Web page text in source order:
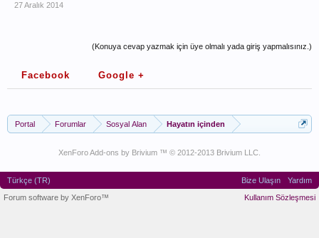
27 Aralık 2014
(Konuya cevap yazmak için üye olmalı yada giriş yapmalısınız.)
Facebook Google +
Portal Forumlar Sosyal Alan Hayatın içinden
XenForo Add-ons by Brivium ™ © 2012-2013 Brivium LLC.
Türkçe (TR) Bize Ulaşın
Yardım
Kullanım Sözleşmesi
Forum software by XenForo™